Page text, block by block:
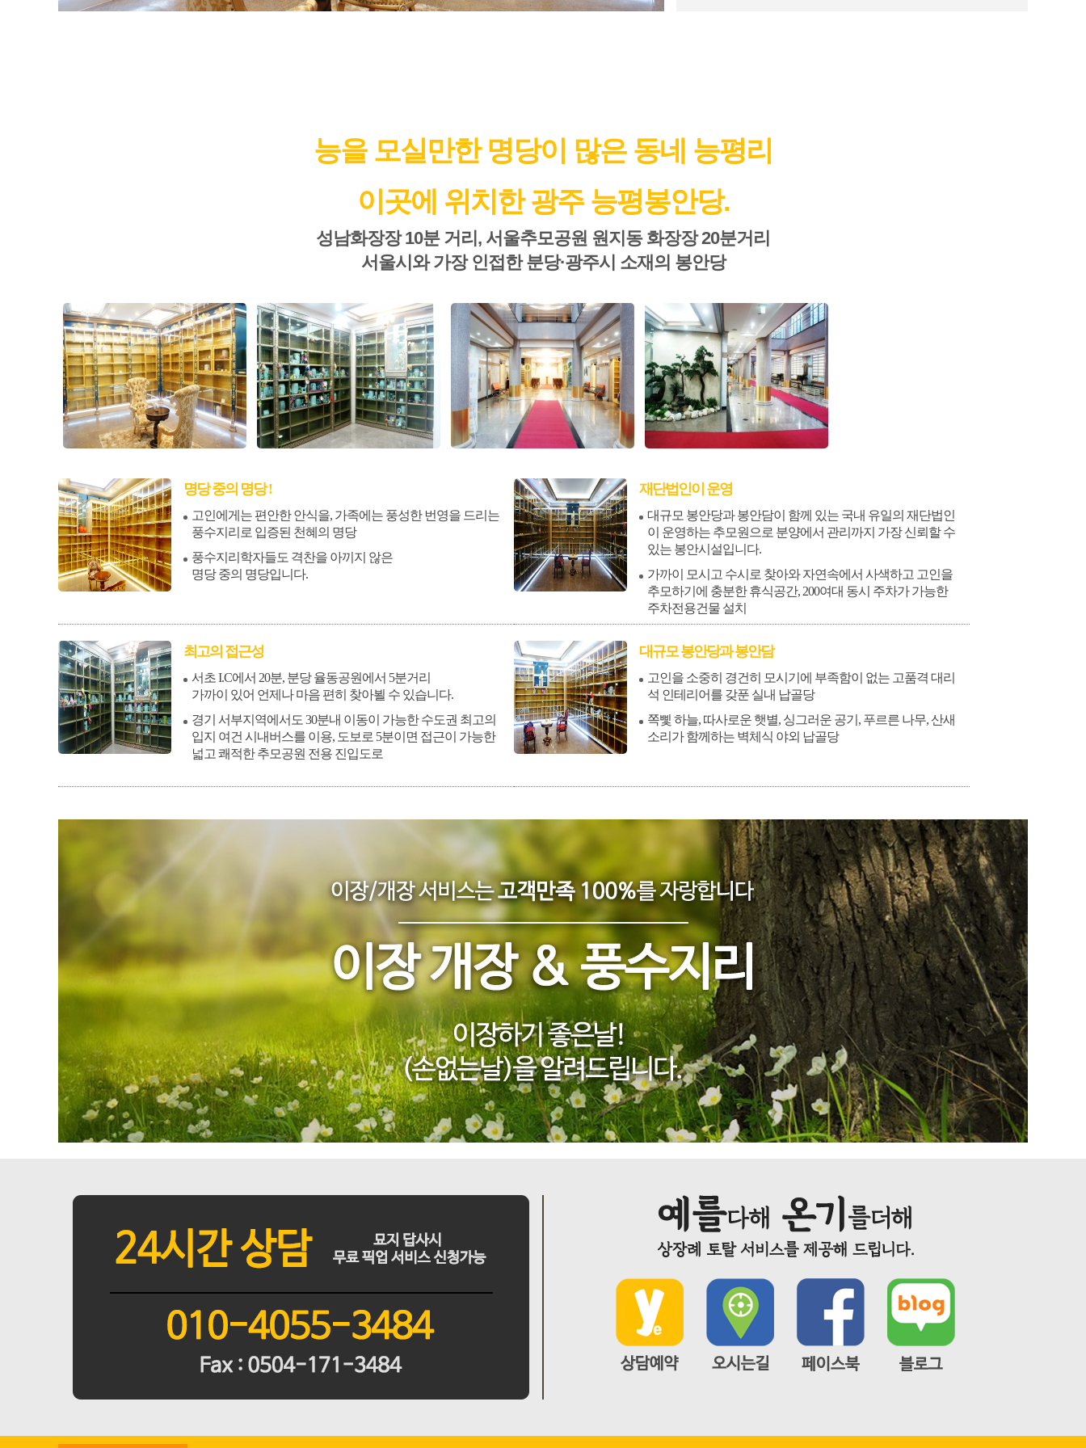
능을 모실만한 명당이 많은 동네 능평리
이곳에 위치한 광주 능평봉안당.
성남화장장 10분 거리, 서울추모공원 원지동 화장장 20분거리
서울시와 가장 인접한 분당·광주시 소재의 봉안당
명당 중의 명당 !
고인에게는 편안한 안식을, 가족에는 풍성한 번영을 드리는
풍수지리로 입증된 천혜의 명당
풍수지리학자들도 격찬을 아끼지 않은
명당 중의 명당입니다.
재단법인이 운영
대규모 봉안당과 봉안담이 함께 있는 국내 유일의 재단법인
이 운영하는 추모원으로 분양에서 관리까지 가장 신뢰할 수
있는 봉안시설입니다.
가까이 모시고 수시로 찾아와 자연속에서 사색하고 고인을
추모하기에 충분한 휴식공간, 200여대 동시 주차가 가능한
주차전용건물 설치
최고의 접근성
서초 I.C에서 20분, 분당 율동공원에서 5분거리
가까이 있어 언제나 마음 편히 찾아뵐 수 있습니다.
경기 서부지역에서도 30분내 이동이 가능한 수도권 최고의
입지 여건 시내버스를 이용, 도보로 5분이면 접근이 가능한
넓고 쾌적한 추모공원 전용 진입도로
대규모 봉안당과 봉안담
고인을 소중히 경건히 모시기에 부족함이 없는 고품격 대리
석 인테리어를 갖푼 실내 납골당
쪽삧 하늘, 따사로운 햇별, 싱그러운 공기, 푸르른 나무, 산새
소리가 함께하는 벽체식 야외 납골당